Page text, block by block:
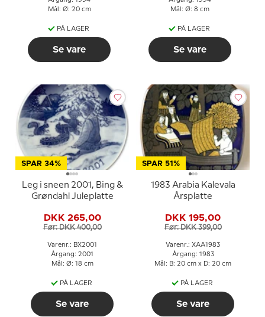
Mål: Ø: 20 cm
PÅ LAGER
Se vare
Mål: Ø: 8 cm
PÅ LAGER
Se vare
SPAR 34%
Leg i sneen 2001, Bing &
Grøndahl Juleplatte
DKK 265,00
Før: DKK 400,00
Varenr.: BX2001
Årgang: 2001
Mål: Ø: 18 cm
PÅ LAGER
Se vare
SPAR 51%
1983 Arabia Kalevala
Årsplatte
DKK 195,00
Før: DKK 399,00
Varenr.: XAA1983
Årgang: 1983
Mål: B: 20 cm x D: 20 cm
PÅ LAGER
Se vare